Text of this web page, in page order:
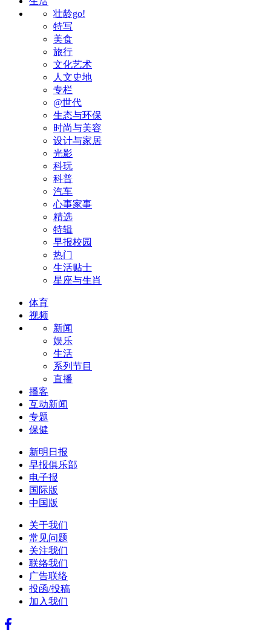
壮龄go!
特写
美食
旅行
文化艺术
人文史地
专栏
@世代
生态与环保
时尚与美容
设计与家居
光影
科玩
科普
汽车
心事家事
精选
特辑
早报校园
热门
生活贴士
星座与生肖
体育
视频
新闻
娱乐
生活
系列节目
直播
播客
互动新闻
专题
保健
新明日报
早报俱乐部
电子报
国际版
中国版
关于我们
常见问题
关注我们
联络我们
广告联络
投函/投稿
加入我们